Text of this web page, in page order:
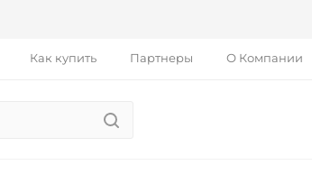
Как купить Партнеры О Компании